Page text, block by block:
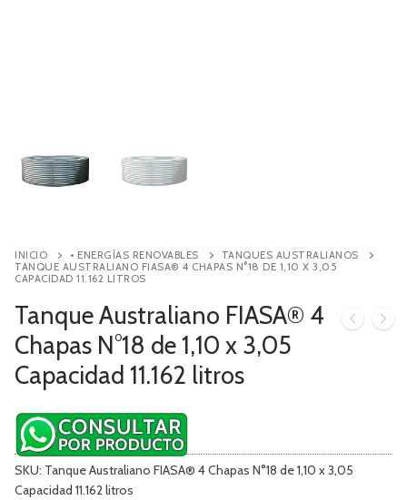
INICIO • ENERGÍAS RENOVABLES
TANQUES AUSTRALIANOS
TANQUE AUSTRALIANO FIASA® 4 CHAPAS N°18 DE 1,10 X 3,05
CAPACIDAD 11.162 LITROS
Tanque Australiano FIASA® 4
Chapas N°18 de 1,10 x 3,05
Capacidad 11.162 litros
SKU: Tanque Australiano FIASA® 4 Chapas N°18 de 1,10 x 3,05
Capacidad 11.162 litros